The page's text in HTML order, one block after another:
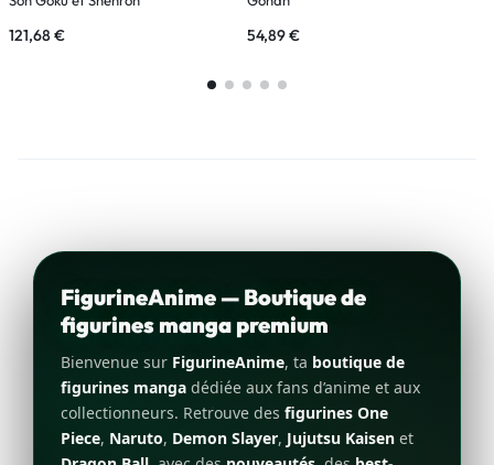
121,68€ 54,89€
FigurineAnime — Boutique de
figurines manga premium
Bienvenue sur FigurineAnime, ta boutique de
figurines manga dédiée aux fans d’anime et aux
collectionneurs. Retrouve des figurines One
Piece, Naruto, Demon Slayer, Jujutsu Kaisen et